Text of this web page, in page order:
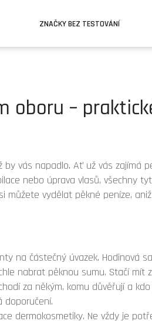
ZNAČKY BEZ TESTOVÁNÍ
oboru –
by vás napadlo. Ať už vás zajímá
nebo úprava vlasů, všechny
můžete vydělat pěkné peníze,
na částečný úvazek. Hodinová
nabrat pěknou sumu. Stačí mít
za někým, komu důvěřují a
doporučení.
dermokosmetiky. Ne vždy je